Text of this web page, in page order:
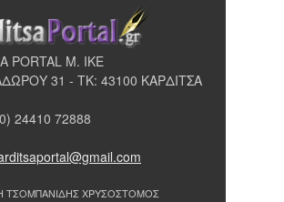
PORTAL Μ. ΙΚΕ
31 - ΤΚ: 43100 ΚΑΡΔΙΤΣΑ
24410 72888
ΤΣΟΜΠΑΝΙΔΗΣ ΧΡΥΣΟΣΤΟΜΟΣ